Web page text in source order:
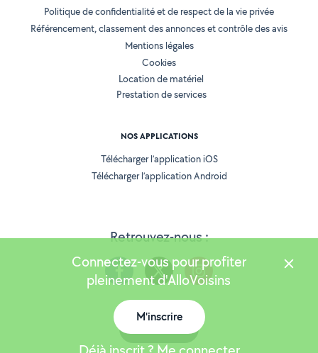
Retrouvez-nous :
Politique de confidentialité et de respect de la vie privée
Référencement, classement des annonces et contrôle des avis
Mentions légales
Cookies
Location de matériel
Prestation de services
NOS APPLICATIONS
Télécharger l’application iOS
Télécharger l’application Android
Version 25.6.0
Connectez-vous pour profiter
pleinement d'AlloVoisins
M'inscrire